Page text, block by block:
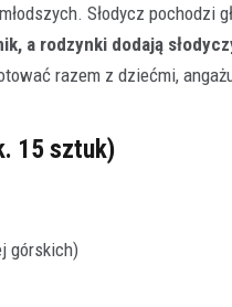
Słodycz pochodzi
a rodzynki dodają
razem z dziećmi,
15 sztuk)
górskich)